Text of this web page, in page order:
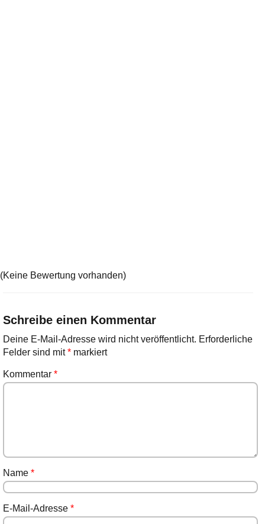
(Keine Bewertung vorhanden)
Schreibe einen Kommentar
Deine E-Mail-Adresse wird nicht veröffentlicht. Erforderliche
Felder sind mit*markiert
Kommentar *
Name *
E-Mail-Adresse *